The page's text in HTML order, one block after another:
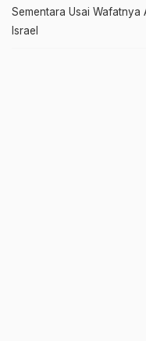
Sementara Usai Wafatnya
Israel